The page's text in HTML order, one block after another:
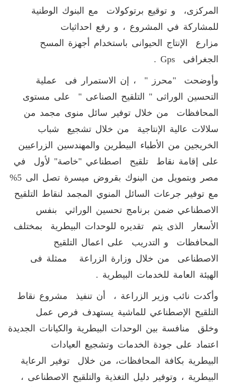
المركزى، و توقيع برتوكولات مع البنوك الوطنية
للمشاركة في المشروع ، و رفع احداثيات
مزارع الإنتاج الحيوانى باستخدام أجهزة المسح
الجغرافى Gps .
وأوضحت "محرز " ، إن الاستمرار فى عملية
التحسين الوراثى " التلقيح الصناعى " على مستوى
المحافظات من خلال توفير سائل منوى مجمد من
سلالات عالية الإنتاجية من خلال تشجيع شباب
الخريجين من الأطباء البيطرين والمهندسين الزراعيين
على إقامة نقاط تلقيح اصطناعي "خاصة" لأول في
مصر وبتمويل من البنوك بقروض ميسرة تصل الى 5%
مع توفير جرعات السائل المنوي المجمد لنقاط التلقيح
الاصطناعي ضمن برنامج تحسين الوراثي بنفس
الأسعار الذى يتم تقديره للوحدات البيطرية بمختلف
المحافظات و التدريب على اعمال التلقيح
الاصطناعى من خلال وزارة الزراعة ممثلة فى
الهيئة العامة للخدمات البيطرية .
وأكدت نائب وزير الزراعة ، أن تنفيذ مشروع نقاط
التلقيح الإصطناعي للماشية يستهدف فرص عمل
وخلق منافسة بين الوحدات البيطرية والكيانات الجديدة
اعتماد على جودة الخدمات وتشجيع العيادات
البيطرية بكافة المحافظات، من خلال توفير الرعاية
البيطرية ، وتوفير دليل التغذية والتلقيح الاصطناعى ،